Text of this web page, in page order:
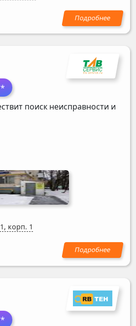
поиск неисправности и
корп. 1